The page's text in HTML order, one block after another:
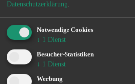
Datenschutzerklärung.
Notwendige Cookies
↓ 1 Dienst
Besucher-Statistiken
↓ 1 Dienst
Werbung